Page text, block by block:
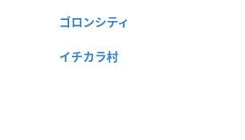
ゴロンシティ
イチカラ村